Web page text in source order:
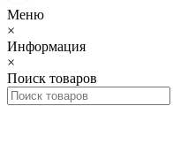
Меню
×
Информация
×
Поиск товаров